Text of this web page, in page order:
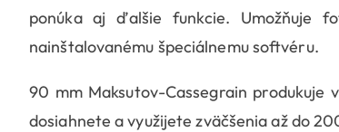
ponúka aj ďalšie funkcie. Umožňuje
nainštalovanému špeciálnemu softvéru.
90 mm Maksutov-Cassegrain
dosiahnete a využijete zväčšenia až do